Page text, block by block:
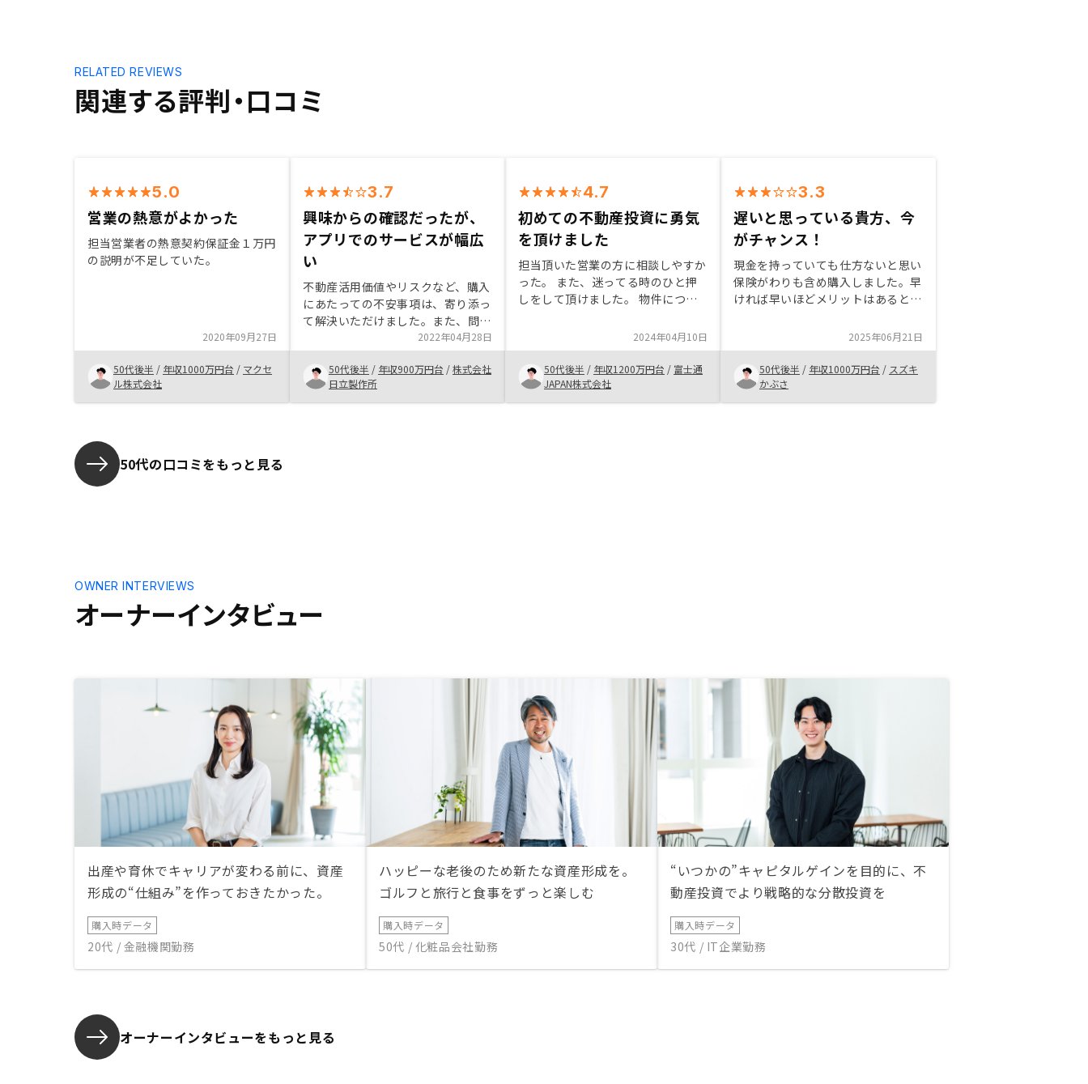
関連する評判・口コミ
RELATED REVIEWS
5.0
営業の熱意がよかった
担当営業者の熱意契約保証金１万円
の説明が不足していた。
2020年09月27日
50代後半 / 年収1000万円台 / マクセ
ル株式会社
3.7
興味からの確認だったが、
アプリでのサービスが幅広
い
不動産活用価値やリスクなど、購入
にあたっての不安事項は、寄り添っ
て解決いただけました。また、問い
合わせに対してこまめな対応いただ
き安心して検討や契約を進めること
ができたことから、購入に至りまし
た。まずはご相談してみるのがよい
と思います。購入後のこまめなフォ
2022年04月28日
50代後半 / 年収900万円台 /株式会社
日立製作所
4.7
初めての不動産投資に勇気
を頂けました
担当頂いた営業の方に相談しやすか
った。 また、迷ってる時のひと押
しをして頂けました。 物件につい
営業の方を信頼して決めてしまいま
した。 ただ素人の私より目利きは
確かだと思っます。 まだお勧めし
たいまでの実績がない為わかりませ
ん。十分な管理体制だと思いまし
2024年04月10日
50代後半 / 年収1200万円台 / 富士通
JAPAN株式会社
3.3
遅いと思っている貴方、今
がチャンス！
現金を持っていても仕方ないと思い
保険がわりも含め購入しました。早
ければ早いほどメリットはあると思
都市の物件に強いので小人口化が進
むこれからでも安心できます。特に
人口の流出入の状況などなぜその物
件が良いかなどデータ分析で詳しく
説明してくれますので安心です。
2025年06月21日
50代後半 / 年収1000万円台 / スズキ
かぶさ
50代の口コミをもっと見る
オーナーインタビュー
OWNER INTERVIEWS
出産や育休でキャリアが変わる前に、資産
形成の“仕組み”を作っておきたかった。
購入時データ
20代 / 金融機関勤務
ハッピーな老後のため新たな資産形成を。
ゴルフと旅行と食事をずっと楽しむ
購入時データ
50代 / 化粧品会社勤務
“いつかの”キャピタルゲインを目的に、不
動産投資でより戦略的な分散投資を
購入時データ
30代 / IT企業勤務
オーナーインタビューをもっと見る